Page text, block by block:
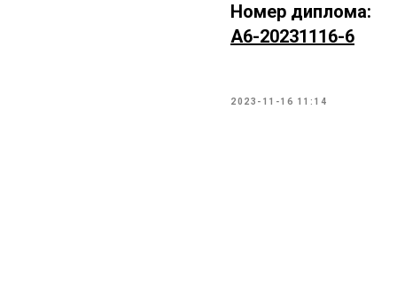
Номер диплома:
А6-20231116-6
2023-11-16 11:14